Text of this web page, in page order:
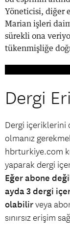
Yöneticisi, diğer
Marian işleri
sürekli ona
tükenmişliğe
Dergi
Dergi içeriklerini
olmanız
hbrturkiye.com
yaparak dergi
Eğer abone
ayda 3 dergi
olabilirveya
sınırsız erişim